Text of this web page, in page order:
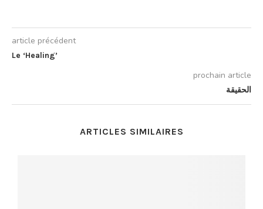
article précédent
Le ‘Healing’
prochain article
الحقيقة
ARTICLES SIMILAIRES